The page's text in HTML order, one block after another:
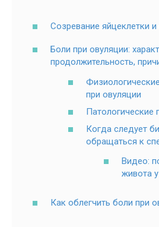
Созревание яйцеклетки и
Боли при овуляции:
продолжительность,
при овуляции
Патологические
Когда следует
обращаться к
Видео:
живота
Как облегчить боли при